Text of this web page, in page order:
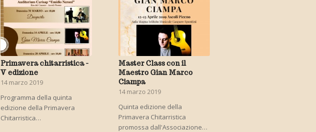
Primavera chitarristica -
V edizione
14 marzo 2019
Programma della quinta
edizione della Primavera
Chitarristica…
Master Class con il
Maestro Gian Marco
Ciampa
14 marzo 2019
Quinta edizione della
Primavera Chitarristica
promossa dall'Associazione…